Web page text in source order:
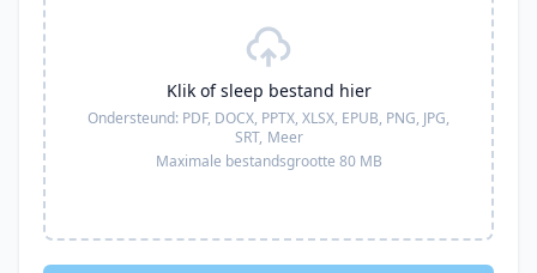
Klik of sleep bestand hier
Ondersteund: PDF, DOCX, PPTX, XLSX, EPUB, PNG, JPG,
SRT, Meer
Maximale bestandsgrootte 80 MB